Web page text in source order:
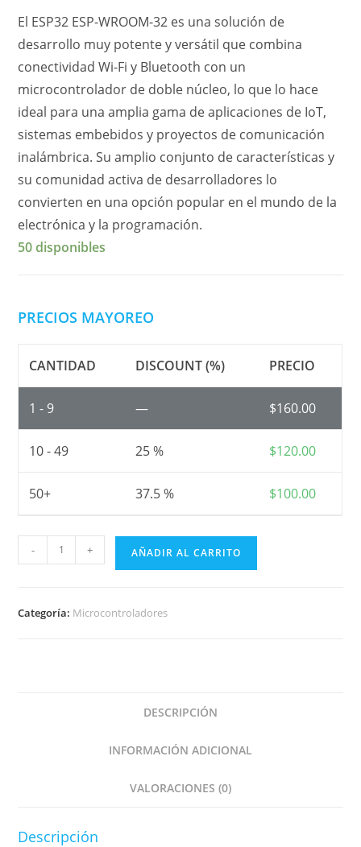
El ESP32 ESP-WROOM-32 es una solución de
desarrollo muy potente y versátil que combina
conectividad Wi-Fi y Bluetooth con un
microcontrolador de doble núcleo, lo que lo hace
ideal para una amplia gama de aplicaciones de IoT,
sistemas embebidos y proyectos de comunicación
inalámbrica. Su amplio conjunto de características y
su comunidad activa de desarrolladores lo
convierten en una opción popular en el mundo de la
electrónica y la programación.
50 disponibles
PRECIOS MAYOREO
CANTIDAD DISCOUNT (%) PRECIO
1 - 9 — $160.00
10 - 49 25 % $120.00
50+ 37.5 % $100.00
de
- + AÑADIR AL CARRITO
Categoría: Microcontroladores
DESCRIPCIÓN
INFORMACIÓN ADICIONAL
VALORACIONES (0)
Descripción